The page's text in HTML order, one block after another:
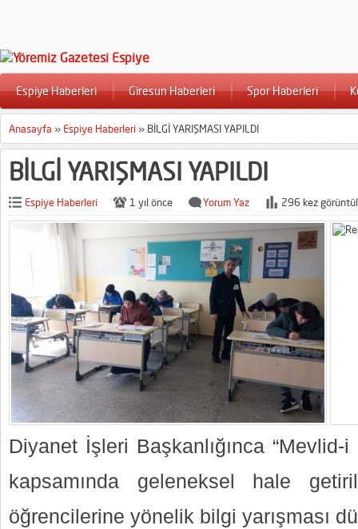
Espiye Haberleri Giresun Haberleri Spor Haberleri
Anasayfa » Espiye Haberleri » BİLGİ YARIŞMASI YAPILDI
BİLGİ YARIŞMASI YAPILDI
Espiye Haberleri 1 yıl önce Yorum Yaz 296 kez
Diyanet İşleri Başkanlığınca “Mevlid-
kapsamında geleneksel hale
öğrencilerine yönelik bilgi yarışması